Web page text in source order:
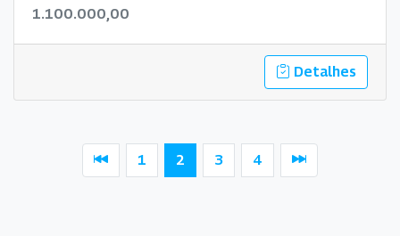
coberta, área gourmet com churrasqueira e banheiro.
1.100.000,00
Detalhes
1 2 3 4